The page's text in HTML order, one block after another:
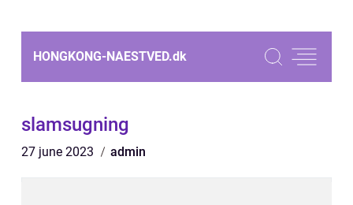
HONGKONG-NAESTVED.dk
slamsugning
27 june 2023 admin